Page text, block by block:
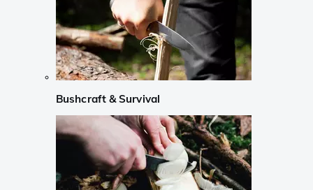
Bushcraft & Survival